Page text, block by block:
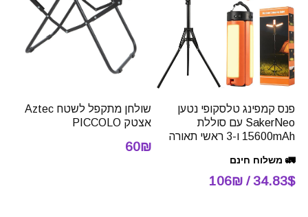
פנס קמפינג טלסקופי נטען
SakerNeo עם סוללת
15600mAh ו-3 ראשי תאורה
🚛 משלוח חינם
34.83$ / 106₪
שולחן מתקפל לשטח Aztec
אצטק PICCOLO
60₪